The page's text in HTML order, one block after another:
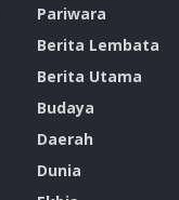
Pariwara
Berita Lembata
Berita Utama
Budaya
Daerah
Dunia